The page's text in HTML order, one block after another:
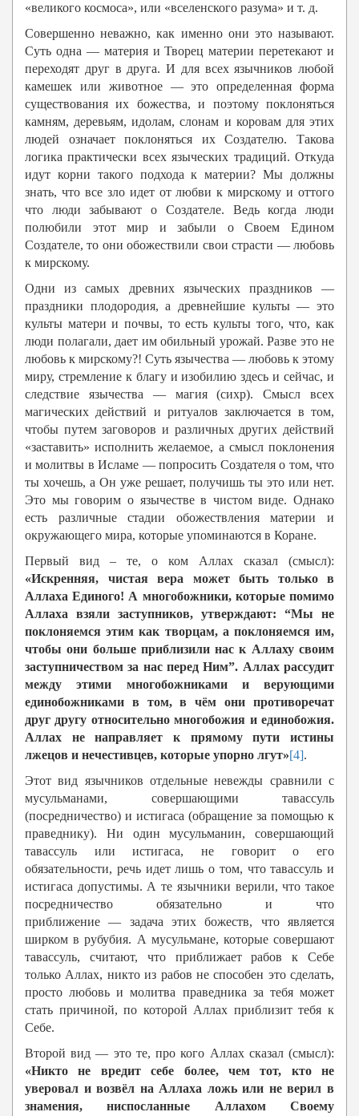
«великого космоса», или «вселенского разума» и т. д.
Совершенно неважно, как именно они это называют.
Суть одна — материя и Творец материи перетекают и
переходят друг в друга. И для всех язычников любой
камешек или животное — это определенная форма
существования их божества, и поэтому поклоняться
камням, деревьям, идолам, слонам и коровам для этих
людей означает поклоняться их Создателю. Такова
логика практически всех языческих традиций. Откуда
идут корни такого подхода к материи? Мы должны
знать, что все зло идет от любви к мирскому и оттого
что люди забывают о Создателе. Ведь когда люди
полюбили этот мир и забыли о Своем Едином
Создателе, то они обожествили свои страсти — любовь
к мирскому.
Одни из самых древних языческих праздников —
праздники плодородия, а древнейшие культы — это
культы матери и почвы, то есть культы того, что, как
люди полагали, дает им обильный урожай. Разве это не
любовь к мирскому?! Суть язычества — любовь к этому
миру, стремление к благу и изобилию здесь и сейчас, и
следствие язычества — магия (сихр). Смысл всех
магических действий и ритуалов заключается в том,
чтобы путем заговоров и различных других действий
«заставить» исполнить желаемое, а смысл поклонения
и молитвы в Исламе — попросить Создателя о том, что
ты хочешь, а Он уже решает, получишь ты это или нет.
Это мы говорим о язычестве в чистом виде. Однако
есть различные стадии обожествления материи и
окружающего мира, которые упоминаются в Коране.
Первый вид – те, о ком Аллах сказал (смысл):
«Искренняя, чистая вера может быть только в
Аллаха Единого! А многобожники, которые помимо
Аллаха взяли заступников, утверждают: “Мы не
поклоняемся этим как творцам, а поклоняемся им,
чтобы они больше приблизили нас к Аллаху своим
заступничеством за нас перед Ним”. Аллах рассудит
между этими многобожниками и верующими
единобожниками в том, в чём они противоречат
друг другу относительно многобожия и единобожия.
Аллах не направляет к прямому пути истины
лжецов и нечестивцев, которые упорно лгут»[4].
Этот вид язычников отдельные невежды сравнили с
мусульманами, совершающими тавассуль
(посредничество) и истигаса (обращение за помощью к
праведнику). Ни один мусульманин, совершающий
тавассуль или истигаса, не говорит о его
обязательности, речь идет лишь о том, что тавассуль и
истигаса допустимы. А те язычники верили, что такое
посредничество обязательно и что
приближение — задача этих божеств, что является
ширком в рубубия. А мусульмане, которые совершают
тавассуль, считают, что приближает рабов к Себе
только Аллах, никто из рабов не способен это сделать,
просто любовь и молитва праведника за тебя может
стать причиной, по которой Аллах приблизит тебя к
Себе.
Второй вид — это те, про кого Аллах сказал (смысл):
«Никто не вредит себе более, чем тот, кто не
уверовал и возвёл на Аллаха ложь или не верил в
знамения, ниспосланные Аллахом Своему